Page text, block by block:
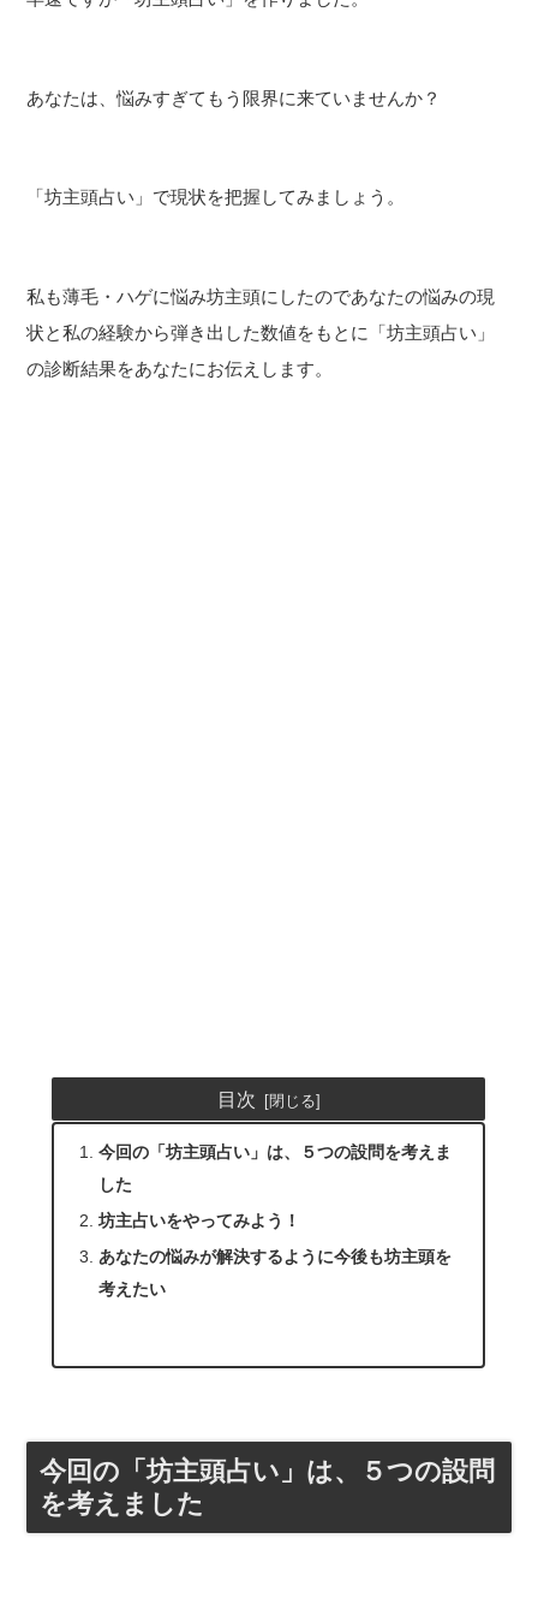
あなたは、悩みすぎてもう限界に来ていませんか？
「坊主頭占い」で現状を把握してみましょう。
私も薄毛・ハゲに悩み坊主頭にしたのであなたの悩みの現
状と私の経験から弾き出した数値をもとに「坊主頭占い」
の診断結果をあなたにお伝えします。
目次
今回の「坊主頭占い」は、５つの設問を考えま
した
坊主占いをやってみよう！
あなたの悩みが解決するように今後も坊主頭を
考えたい
今回の「坊主頭占い」は、５つの設問
を考えました